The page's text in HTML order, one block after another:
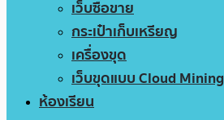
เว็บซื้อขาย
กระเป๋าเก็บเหรียญ
เครื่องขุด
เว็บขุดแบบ Cloud Mining
ห้องเรียน